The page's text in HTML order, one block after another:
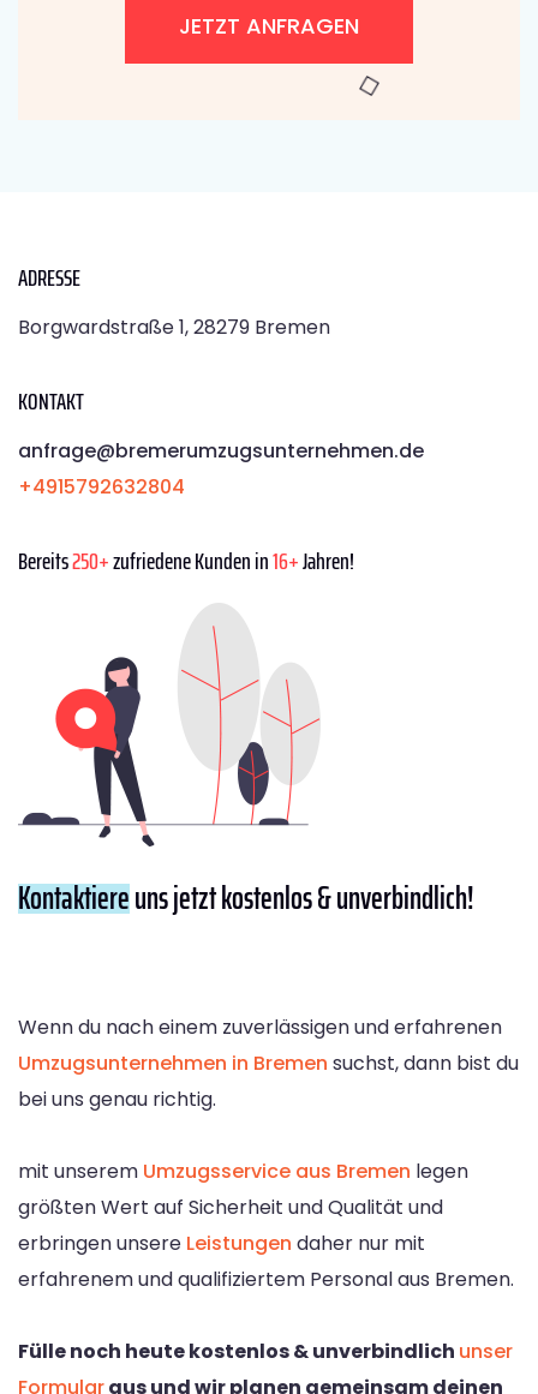
JETZT ANFRAGEN
ADRESSE
Borgwardstraße 1, 28279 Bremen
KONTAKT
anfrage@bremerumzugsunternehmen.de
+4915792632804
Bereits250+zufriedene Kunden in16+Jahren!
Kontaktiereuns jetzt kostenlos & unverbindlich!
Wenn du nach einem zuverlässigen und erfahrenen
Umzugsunternehmen in Bremen suchst, dann bist du
bei uns genau richtig.
mit unserem Umzugsservice aus Bremen legen
größten Wert auf Sicherheit und Qualität und
erbringen unsere Leistungen daher nur mit
erfahrenem und qualifiziertem Personal aus Bremen.
Fülle noch heute kostenlos & unverbindlich unser
Formularaus und wir planen gemeinsam deinen